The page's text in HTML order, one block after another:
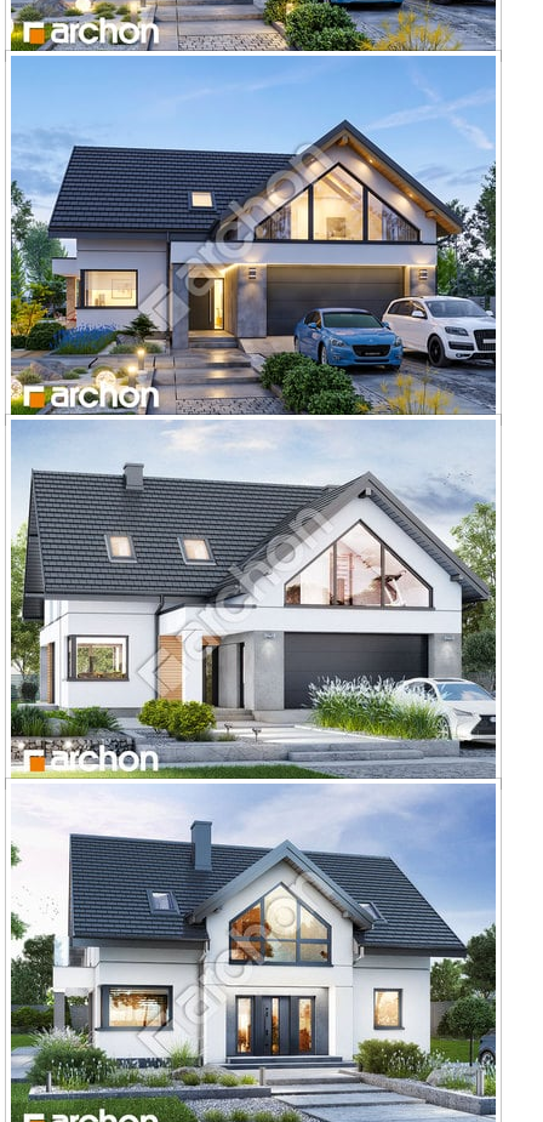
Dom w telimach 5 (G2E) OZE